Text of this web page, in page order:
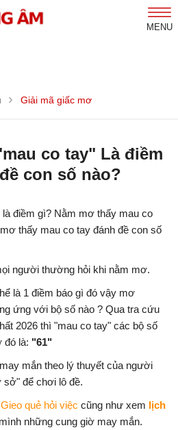
MENU
Giải mã giấc mơ
co tay" Là điềm
con số nào?
điềm gì? Nằm mơ thấy mau co
thấy mau co tay đánh đề con số
người thường hỏi khi nằm mơ.
là 1 điềm báo gì đó vậy mơ
ứng với bộ số nào ? Qua tra cứu
2026 thì "mau co tay" các bộ số
đó là: "61"
mắn theo lý thuyết của người
sở" để chơi lô đề.
Gieo quẻ hỏi việc cũng như xem lịch
những cung giờ may mắn.